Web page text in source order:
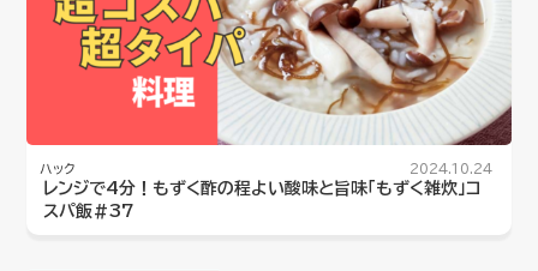
ハック 2024.10.24
レンジで4分！もずく酢の程よい酸味と旨味「もずく雑炊」コ
スパ飯#37